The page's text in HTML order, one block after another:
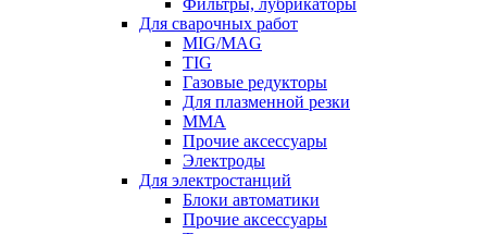
Фильтры, лубрикаторы
Для сварочных работ
MIG/MAG
TIG
Газовые редукторы
Для плазменной резки
ММА
Прочие аксессуары
Электроды
Для электростанций
Блоки автоматики
Прочие аксессуары